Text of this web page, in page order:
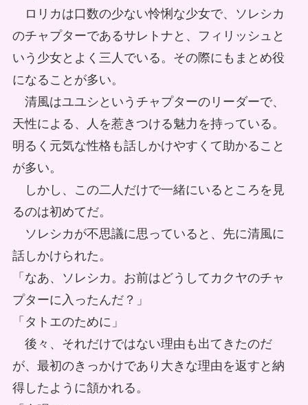
ロリカは口数の少ない怜悧な少女で、ソレシカ
のチャプターであるサレトナと、フィリッシュと
いう少女とよく三人でいる。その際にもまとめ役
になることが多い。
清風はユユシというチャプターのリーダーで、
天性による、人を惹きつける魅力を持っている。
明るく元気な性格も話しかけやすくて助かること
が多い。
しかし、この二人だけで一緒にいるところを見
るのは初めてだ。
ソレシカが不思議に思っていると、先に清風に
話しかけられた。
「なあ、ソレシカ。お前はどうしてカクヤのチャ
プターに入ったんだ？」
「タトエのために」
後々、それだけではない理由も出てきたのだ
が、最初のきっかけであり大きな理由を返すと納
得したように頷かれる。